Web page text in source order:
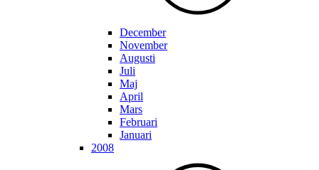
December
November
Augusti
Juli
Maj
April
Mars
Februari
Januari
2008